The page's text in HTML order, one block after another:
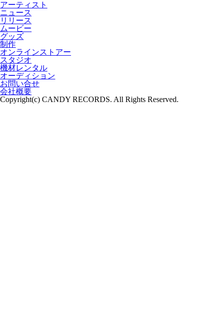
アーティスト
ニュース
リリース
ムービー
グッズ
制作
オンラインストアー
スタジオ
機材レンタル
オーディション
お問い合せ
会社概要
Copyright(c) CANDY RECORDS. All Rights Reserved.